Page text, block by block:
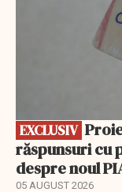
EXCLUSIV
răspunsuri cu
despre noul
05 AUGUST 2026